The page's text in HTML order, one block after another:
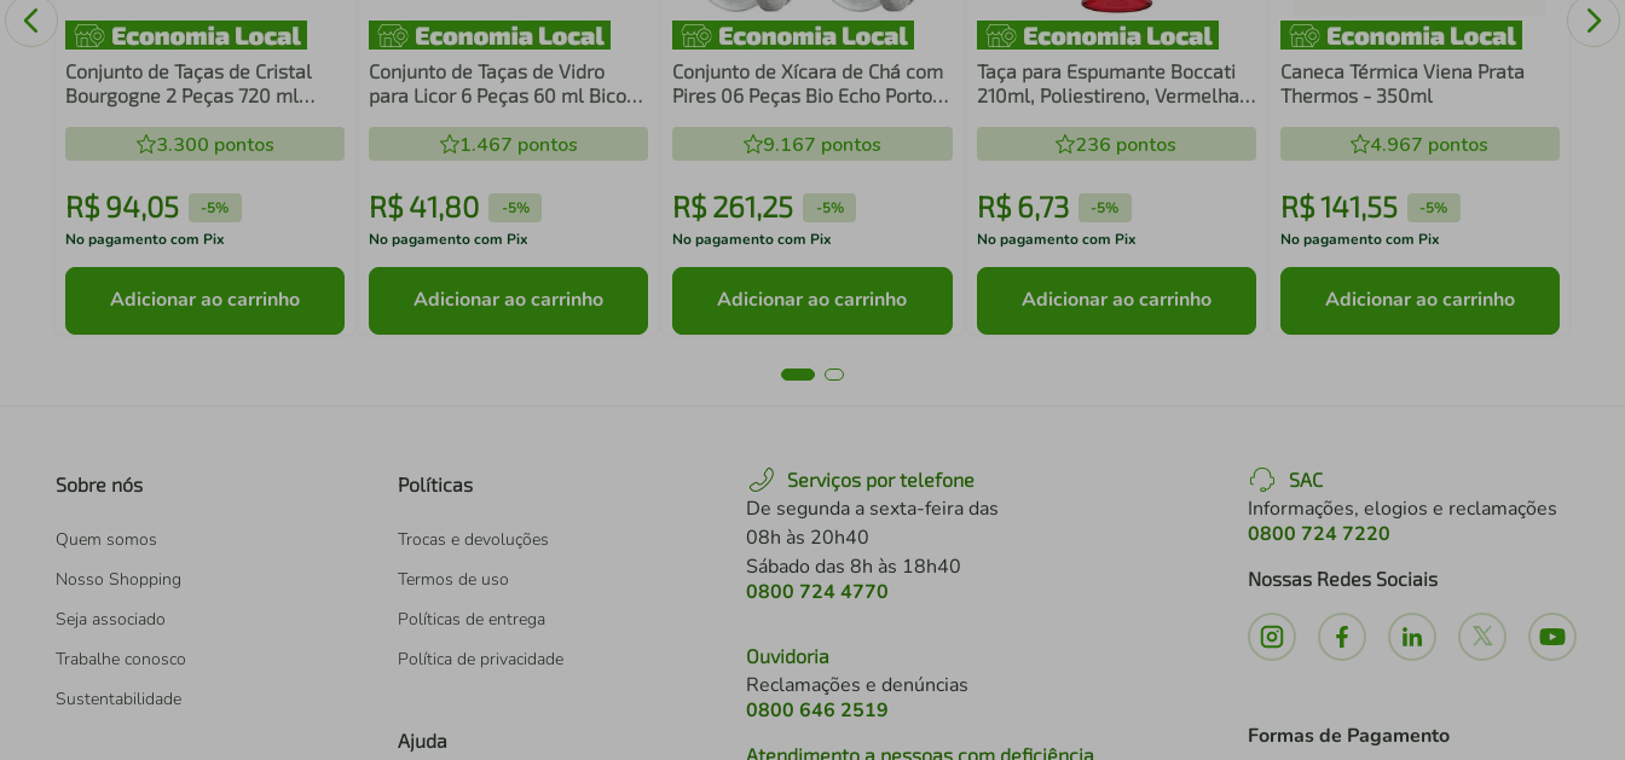
Conjunto de Taças de Cristal
Bourgogne 2 Peças 720 ml
3.300 pontos
R$ 94,05 -5%
No pagamento com Pix
Adicionar ao carrinho
Conjunto de Taças de Vidro
para Licor 6 Peças 60 ml Bico
1.467 pontos
R$ 41,80 -5%
No pagamento com Pix
Adicionar ao carrinho
Conjunto de Xícara de Chá com
Pires 06 Peças Bio Echo Porto
9.167 pontos
R$261,25 -5%
No pagamento com Pix
Adicionar ao carrinho
Taça para Espumante Boccati
210ml, Poliestireno, Vermelha
236 pontos
R$ 6,73 -5%
No pagamento com Pix
Adicionar ao carrinho
Caneca Térmica Viena Prata
Thermos - 350ml
4.967 pontos
R$141,55 -5%
No pagamento com Pix
Adicionar ao carrinho
Sobre nós
Quem somos
Nosso Shopping
Seja associado
Trabalhe conosco
Sustentabilidade
Políticas
Trocas e devoluções
Termos de uso
Políticas de entrega
Política de privacidade
Ajuda
Serviços por telefone
De segunda a sexta-feira das
08h às 20h40
Sábado das 8h às 18h40
0800 724 4770
Ouvidoria
Reclamações e denúncias
0800 646 2519
Atendimento a pessoas com deficiência
SAC
Informações, elogios e reclamações
0800 724 7220
Nossas Redes Sociais
Formas de Pagamento